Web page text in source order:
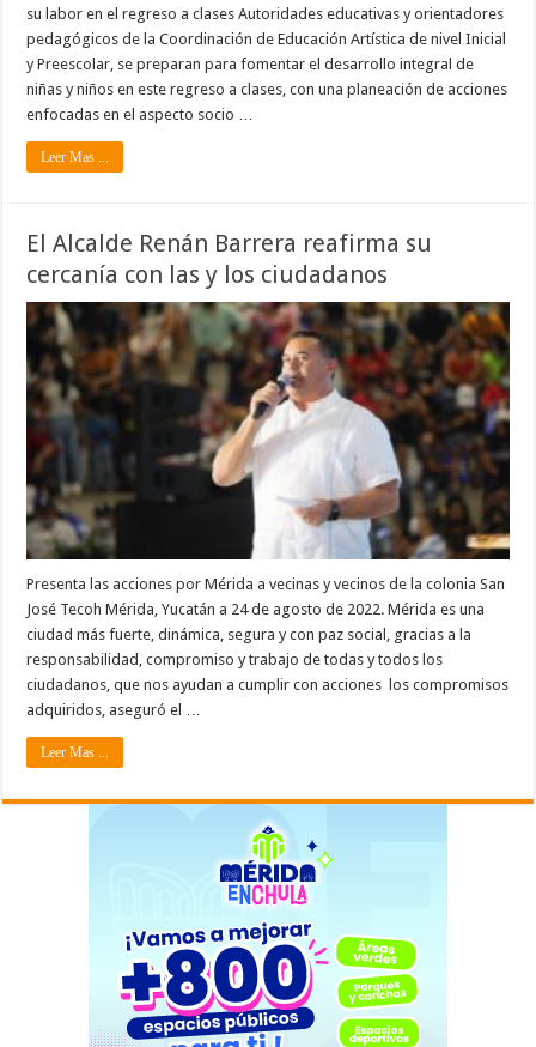
su labor en el regreso a clases Autoridades educativas y orientadores
pedagógicos de la Coordinación de Educación Artística de nivel Inicial
y Preescolar, se preparan para fomentar el desarrollo integral de
niñas y niños en este regreso a clases, con una planeación de acciones
enfocadas en el aspecto socio …
Leer Mas ...
El Alcalde Renán Barrera reafirma su
cercanía con las y los ciudadanos
Presenta las acciones por Mérida a vecinas y vecinos de la colonia San
José Tecoh Mérida, Yucatán a 24 de agosto de 2022. Mérida es una
ciudad más fuerte, dinámica, segura y con paz social, gracias a la
responsabilidad, compromiso y trabajo de todas y todos los
ciudadanos, que nos ayudan a cumplir con acciones los compromisos
adquiridos, aseguró el …
Leer Mas ...